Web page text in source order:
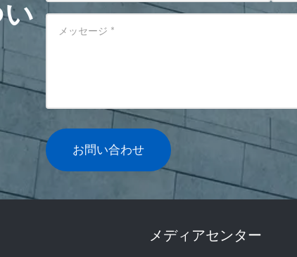
メッセージ *
お問い合わせ
メディアセンター